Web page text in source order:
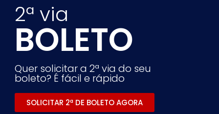
2ª via
BOLETO
Quer solicitar a 2ª via do seu
boleto? É fácil e rápido
SOLICITAR 2ª DE BOLETO AGORA